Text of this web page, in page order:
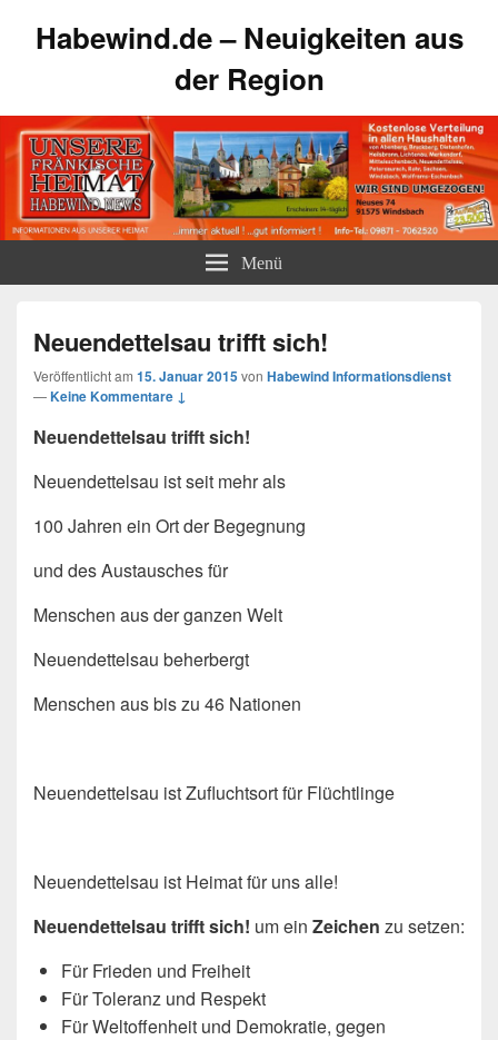
Habewind.de – Neuigkeiten aus
der Region
Menü
Neuendettelsau trifft sich!
Veröffentlicht am 15. Januar 2015von Habewind Informationsdienst
—Keine Kommentare ↓
Neuendettelsau trifft sich!
Neuendettelsau ist seit mehr als
100 Jahren ein Ort der Begegnung
und des Austausches für
Menschen aus der ganzen Welt
Neuendettelsau beherbergt
Menschen aus bis zu 46 Nationen
Neuendettelsau ist Zufluchtsort für Flüchtlinge
Neuendettelsau ist Heimat für uns alle!
Neuendettelsau trifft sich! um ein Zeichen zu setzen:
Für Frieden und Freiheit
Für Toleranz und Respekt
Für Weltoffenheit und Demokratie, gegen